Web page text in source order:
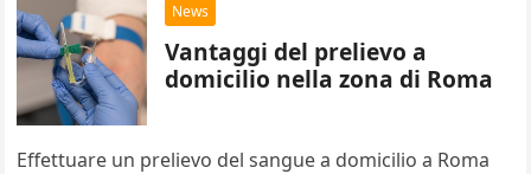
News
Vantaggi del prelievo a
domicilio nella zona di Roma
Effettuare un prelievo del sangue a domicilio a Roma